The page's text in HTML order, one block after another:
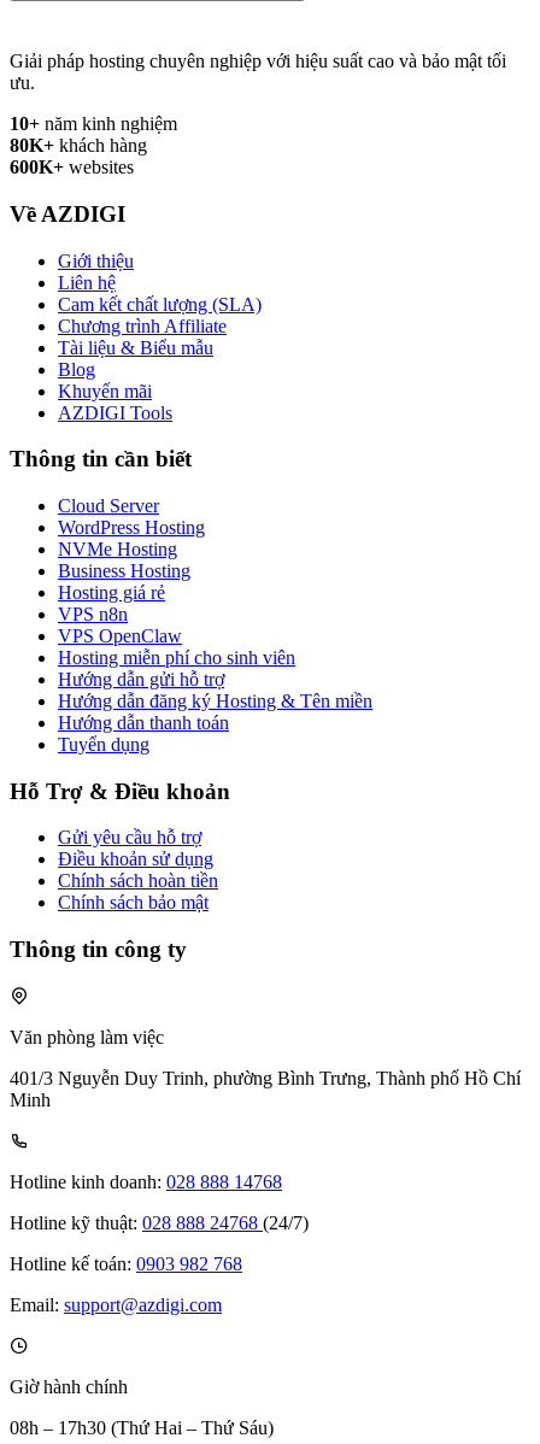
Giải pháp hosting chuyên nghiệp với hiệu suất cao và bảo mật tối
ưu.
10+ năm kinh nghiệm
80K+ khách hàng
600K+ websites
Về AZDIGI
Giới thiệu
Liên hệ
Cam kết chất lượng (SLA)
Chương trình Affiliate
Tài liệu & Biểu mẫu
Blog
Khuyến mãi
AZDIGI Tools
Thông tin cần biết
Cloud Server
WordPress Hosting
NVMe Hosting
Business Hosting
Hosting giá rẻ
VPS n8n
VPS OpenClaw
Hosting miễn phí cho sinh viên
Hướng dẫn gửi hỗ trợ
Hướng dẫn đăng ký Hosting & Tên miền
Hướng dẫn thanh toán
Tuyển dụng
Hỗ Trợ & Điều khoản
Gửi yêu cầu hỗ trợ
Điều khoản sử dụng
Chính sách hoàn tiền
Chính sách bảo mật
Thông tin công ty
Văn phòng làm việc
401/3 Nguyễn Duy Trinh, phường Bình Trưng, Thành phố Hồ Chí
Minh
Hotline kinh doanh: 028 888 14768
Hotline kỹ thuật: 028 888 24768 (24/7)
Hotline kế toán: 0903 982 768
Email: support@azdigi.com
Giờ hành chính
08h – 17h30 (Thứ Hai – Thứ Sáu)